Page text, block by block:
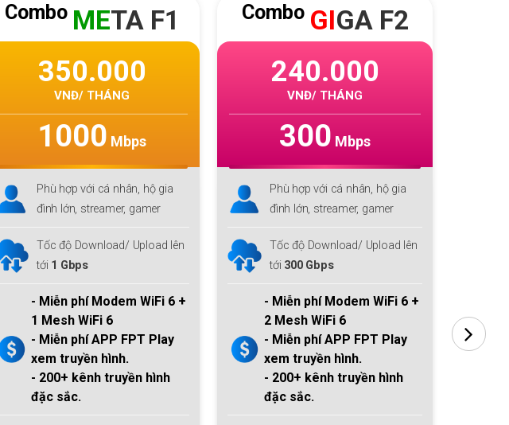
ComboGIGA F2
240.000
VNĐ/ THÁNG
300Mbps
Phù hợp với cá nhân, hộ gia
đình lớn, streamer, gamer
Tốc độ Download/ Upload lên
tới 300 Gbps
- Miễn phí Modem WiFi 6 +
2 Mesh WiFi 6
- Miễn phí APP FPT Play
xem truyền hình.
- 200+ kênh truyền hình
đặc sắc.
ComboSKYF2
275.000
VNĐ/ THÁNG
1000Mbps
Phù hợp với cá nhân, hộ gia
đình lớn, streamer, gamer
Tốc độ Download/ Upload lên
tới 1 Gbps/300Mbps
- Miễn phí Modem WiFi 6 +
2 Mesh WiFi 6
- Miễn phí APP FPT Play
xem truyền hình.
- 200+ kênh truyền hình
đặc sắc.